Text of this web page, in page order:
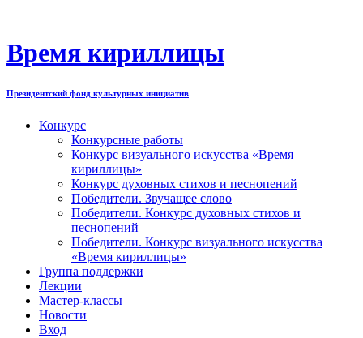
содержимому
Время кириллицы
Президентский фонд культурных инициатив
Конкурс
Конкурсные работы
Конкурс визуального искусства «Время
кириллицы»
Конкурс духовных стихов и песнопений
Победители. Звучащее слово
Победители. Конкурс духовных стихов и
песнопений
Победители. Конкурс визуального искусства
«Время кириллицы»
Группа поддержки
Лекции
Мастер-классы
Новости
Вход